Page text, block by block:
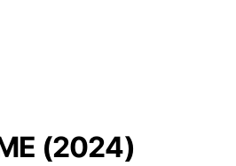
(2024)